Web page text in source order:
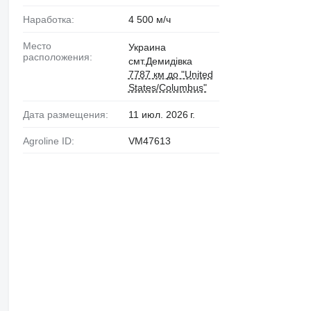
Наработка: 4 500 м/ч
Место
расположения:
Украина
смт.Демидівка
7787 км до "United
States/Columbus"
Дата размещения: 11 июл. 2026 г.
Agroline ID: VM47613